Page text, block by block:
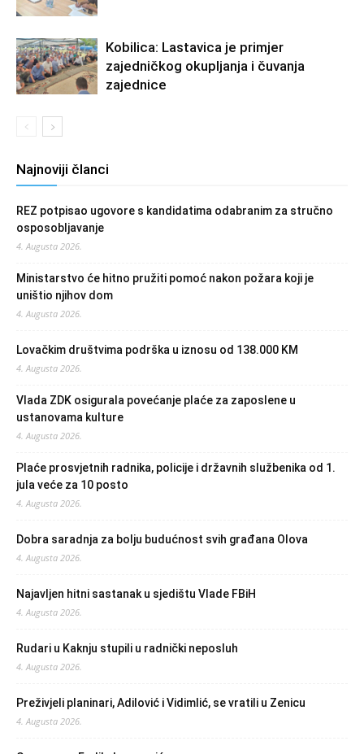
Kobilica: Lastavica je primjer
zajedničkog okupljanja i čuvanja
zajednice
Najnoviji članci
REZ potpisao ugovore s kandidatima odabranim za stručno
osposobljavanje
4. Augusta 2026.
Ministarstvo će hitno pružiti pomoć nakon požara koji je
uništio njihov dom
4. Augusta 2026.
Lovačkim društvima podrška u iznosu od 138.000 KM
4. Augusta 2026.
Vlada ZDK osigurala povećanje plaće za zaposlene u
ustanovama kulture
4. Augusta 2026.
Plaće prosvjetnih radnika, policije i državnih službenika od 1.
jula veće za 10 posto
4. Augusta 2026.
Dobra saradnja za bolju budućnost svih građana Olova
4. Augusta 2026.
Najavljen hitni sastanak u sjedištu Vlade FBiH
4. Augusta 2026.
Rudari u Kaknju stupili u radnički neposluh
4. Augusta 2026.
Preživjeli planinari, Adilović i Vidimlić, se vratili u Zenicu
4. Augusta 2026.